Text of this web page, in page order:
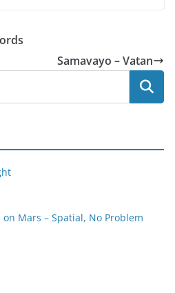
Samavayo – Vatan
Mars – Spatial, No Problem